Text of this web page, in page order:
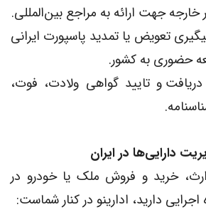
خارجه جهت ارائه به مراجع بین‌المللی.
تعویض یا تمدید پاسپورت ایرانی
حضوری به کشور.
دریافت و تایید گواهی ولادت، فوت،
دارایی‌ها در ایران
ارث، خرید و فروش ملک یا خودرو در
اجرایی دارید، ادارینو در کنار شماست: